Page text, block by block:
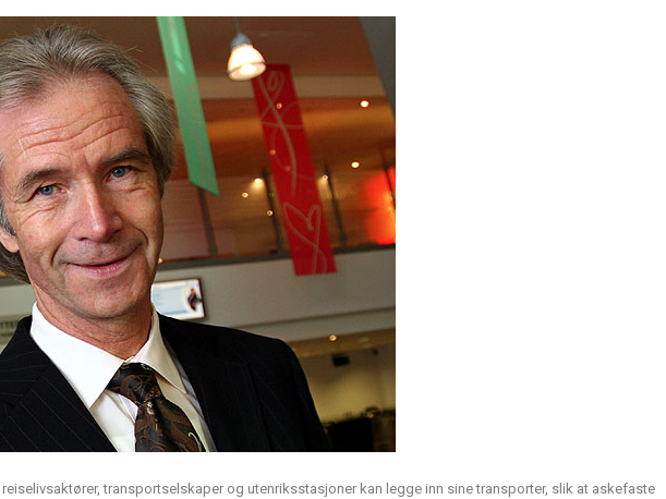
transportselskaper og utenriksstasjoner kan legge inn sine transporter, slik at askefaste